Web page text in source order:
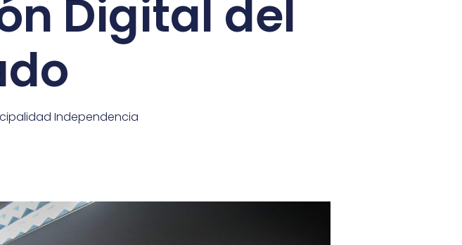
Digital del
Independencia